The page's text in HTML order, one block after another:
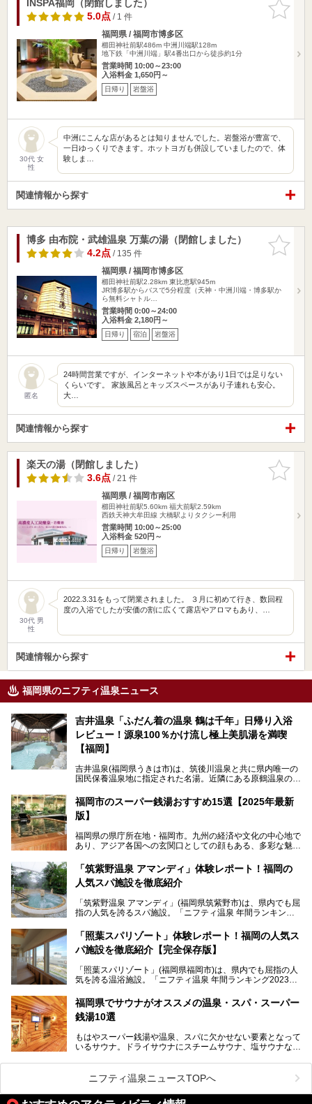
お気に入
りに追加
INSPA福岡（閉館しました）
5.0点/ 1 件
福岡県 / 福岡市博多区
櫛田神社前駅486m 中洲川端駅128m
地下鉄「中洲川端」駅4番出口から徒歩約1分
営業時間 10:00～23:00
入浴料金 1,650円～
日帰り 岩盤浴
30代 女
性
中洲にこんな店があるとは知りませんでした。岩盤浴が豊富で、
一日ゆっくりできます。ホットヨガも併設していましたので、体
験しま…
関連情報から探す
お気に入
りに追加
博多 由布院・武雄温泉 万葉の湯（閉館しました）
4.2点/ 135 件
福岡県 / 福岡市博多区
櫛田神社前駅2.28km 東比恵駅945m
JR博多駅からバスで5分程度（天神・中洲川端・博多駅か
ら無料シャトル…
営業時間 0:00～24:00
入浴料金 2,180円～
日帰り 宿泊 岩盤浴
匿名
24時間営業ですが、インターネットや本があり1日では足りない
くらいです。 家族風呂とキッズスペースがあり子連れも安心。
大…
関連情報から探す
お気に入
りに追加
楽天の湯（閉館しました）
3.6点/ 21 件
福岡県 / 福岡市南区
櫛田神社前駅5.60km 福大前駅2.59km
西鉄天神大牟田線 大橋駅よりタクシー利用
営業時間 10:00～25:00
入浴料金 520円～
日帰り 岩盤浴
30代 男
性
2022.3.31をもって閉業されました。 ３月に初めて行き、数回程
度の入浴でしたが安価の割に広くて露店やアロマもあり、…
関連情報から探す
福岡県のニフティ温泉ニュース
吉井温泉「ふだん着の温泉 鶴は千年」日帰り入浴
レビュー！源泉100％かけ流し極上美肌湯を満喫
【福岡】
吉井温泉(福岡県うきは市)は、筑後川温泉と共に県内唯一の
国民保養温泉地に指定された名湯。近隣にある原鶴温泉の観
す。
「ふだん着の温泉 鶴は千年」は、吉井温泉にある日帰り入
住民や温泉ファンに愛され続けています。今回は筆者自ら日
帰り入浴し、自慢の温泉を中心に詳細レビューします！
福岡市のスーパー銭湯おすすめ15選【2025年最新
版】
福岡県の県庁所在地・福岡市。九州の経済や文化の中心地で
あり、アジア各国への玄関口としての顔もある、多彩な魅力
そんな福岡市は、スーパー銭湯も多種多彩。玄界灘を眺めら
れるリゾート気分満点のスーパー銭湯から、繁華街近くのレ
いスーパー銭湯を一挙ご紹介します。
「筑紫野温泉 アマンディ」体験レポート！福岡の
人気スパ施設を徹底紹介
「筑紫野温泉 アマンディ」(福岡県筑紫野市)は、県内でも屈
指の人気を誇るスパ施設。「ニフティ温泉 年間ランキング2
入浴客で賑わっています。
そこで今回は、ニフティ温泉ライターである筆者が現地訪
ーム・併設するレストランを体験し、それらの全貌を徹底紹
介します！
「照葉スパリゾート」体験レポート！福岡の人気ス
パ施設を徹底紹介【完全保存版】
「照葉スパリゾート」(福岡県福岡市)は、県内でも屈指の人
気を誇る温浴施設。「ニフティ温泉 年間ランキング2023」
常連客で賑わっています。
そこで今回は、ニフティ温泉ライターである筆者が現地体
ューズメント・宿泊施設・グルメ・その他施設まで、多彩な
る全貌と魅力を徹底紹介します！
福岡県でサウナがオススメの温泉・スパ・スーパー
銭湯10選
もはやスーパー銭湯や温泉、スパに欠かせない要素となって
いるサウナ。ドライサウナにスチームサウナ、塩サウナな
ペース、ロウリュウなど、心ゆくまで楽しむためのサービス
が充実した施設も多くみられます。
今回はそんなサウナにこだわった、福岡県内のオススメ温
泉・銭湯・スパを10件紹介したいと思います！
ニフティ温泉ニュースTOPへ